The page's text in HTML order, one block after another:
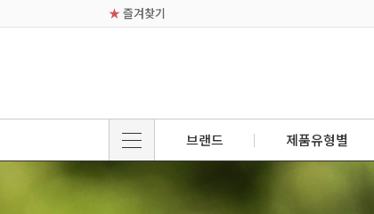
★ 즐겨찾기
브랜드 제품유형별